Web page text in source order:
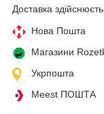
Доставка
Нова Пошта
Магазини
Укрпошта
Meest ПОШТА